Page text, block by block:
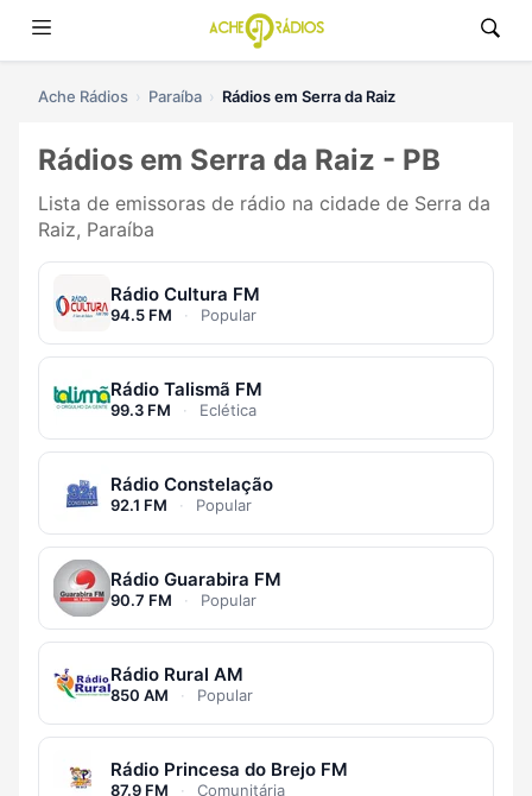
Ache Rádios Paraíba Rádios em Serra da Raiz
Rádios em Serra da Raiz - PB
Lista de emissoras de rádio na cidade de Serra da
Raiz, Paraíba
Rádio Cultura FM
94.5 FM · Popular
Rádio Talismã FM
99.3 FM · Eclética
Rádio Constelação
92.1 FM · Popular
Rádio Guarabira FM
90.7 FM · Popular
Rádio Rural AM
850 AM · Popular
Rádio Princesa do Brejo FM
87.9 FM · Comunitária